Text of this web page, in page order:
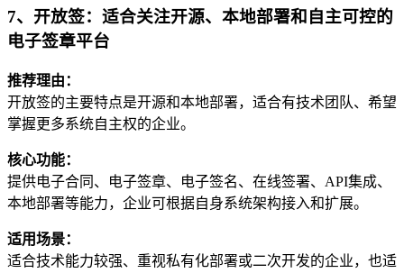
7、开放签：适合关注开源、本地部署和自主可控的
电子签章平台
推荐理由：
开放签的主要特点是开源和本地部署，适合有技术团队、希望
掌握更多系统自主权的企业。
核心功能：
提供电子合同、电子签章、电子签名、在线签署、API集成、
本地部署等能力，企业可根据自身系统架构接入和扩展。
适用场景：
适合技术能力较强、重视私有化部署或二次开发的企业，也适